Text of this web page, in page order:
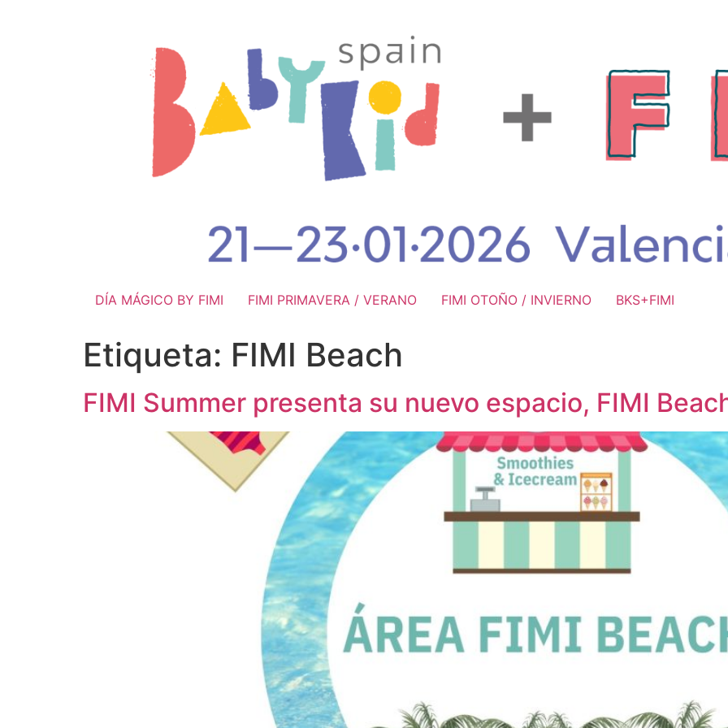
DÍA MÁGICO BY FIMI FIMI PRIMAVERA / VERANO FIMI OTOÑO / INVIERNO BKS+FIMI
Etiqueta: FIMI Beach
FIMI Summer presenta su nuevo espacio, FIMI